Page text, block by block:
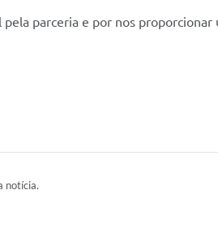
parceria e por nos
notícia.